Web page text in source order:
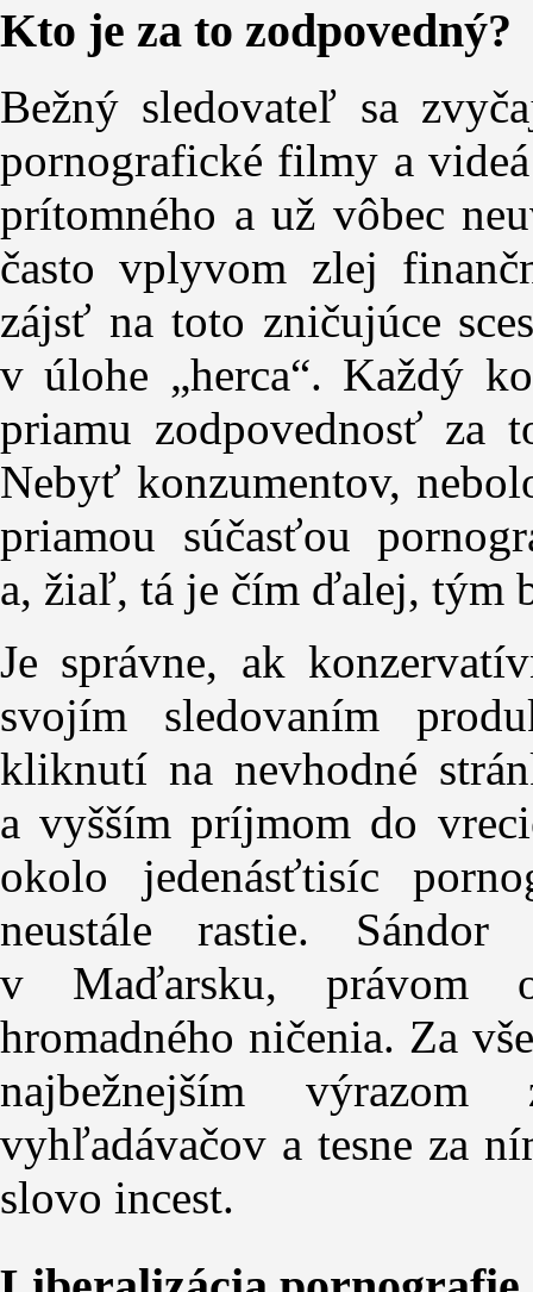
Kto je za to zodpovedný?
Bežný sledovateľ sa
pornografické filmy a
prítomného a už vôbec
často vplyvom zlej
zájsť na toto zničujúce
v úlohe „herca“. Každý
priamu zodpovednosť za
Nebyť konzumentov,
priamou súčasťou
a, žiaľ, tá je čím ďalej, tým
Je správne, ak
svojím sledovaním
kliknutí na nevhodné
a vyšším príjmom do
okolo jedenásťtisíc
neustále rastie.
v Maďarsku, právom
hromadného ničenia. Za
najbežnejším výrazom
vyhľadávačov a tesne za
slovo incest.